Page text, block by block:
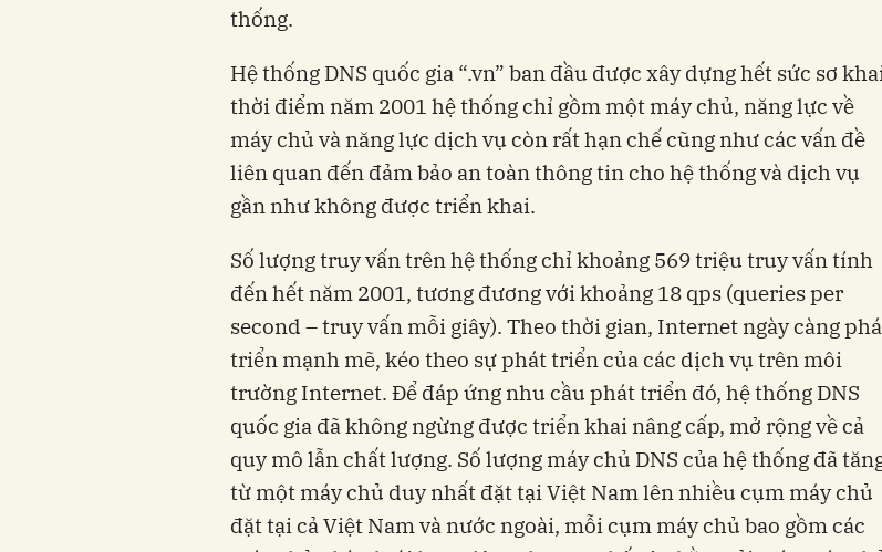
thống.
Hệ thống DNS quốc gia “.vn” ban đầu được xây dựng hết sức sơ
thời điểm năm 2001 hệ thống chỉ gồm một máy chủ, năng lực về
máy chủ và năng lực dịch vụ còn rất hạn chế cũng như các vấn đề
liên quan đến đảm bảo an toàn thông tin cho hệ thống và dịch vụ
gần như không được triển khai.
Số lượng truy vấn trên hệ thống chỉ khoảng 569 triệu truy vấn tính
đến hết năm 2001, tương đương với khoảng 18 qps (queries per
second – truy vấn mỗi giây). Theo thời gian, Internet ngày càng
triển mạnh mẽ, kéo theo sự phát triển của các dịch vụ trên môi
trường Internet. Để đáp ứng nhu cầu phát triển đó, hệ thống DNS
quốc gia đã không ngừng được triển khai nâng cấp, mở rộng về cả
quy mô lẫn chất lượng. Số lượng máy chủ DNS của hệ thống đã
từ một máy chủ duy nhất đặt tại Việt Nam lên nhiều cụm máy chủ
đặt tại cả Việt Nam và nước ngoài, mỗi cụm máy chủ bao gồm các